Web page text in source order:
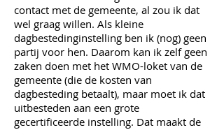
contact met de gemeente, al zou ik dat
wel graag willen. Als kleine
dagbestedinginstelling ben ik (nog) geen
partij voor hen. Daarom kan ik zelf geen
zaken doen met het WMO-loket van de
gemeente (die de kosten van
dagbesteding betaalt), maar moet ik dat
uitbesteden aan een grote
gecertificeerde instelling. Dat maakt de